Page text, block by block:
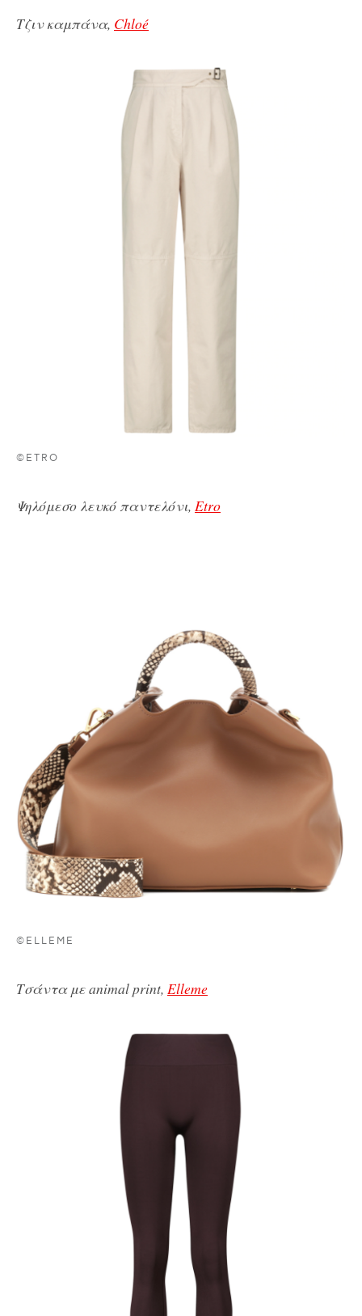
Τζιν καμπάνα, Chloé
©ETRO
Ψηλόμεσο λευκό παντελόνι, Etro
©ELLEME
Τσάντα με animal print, Elleme